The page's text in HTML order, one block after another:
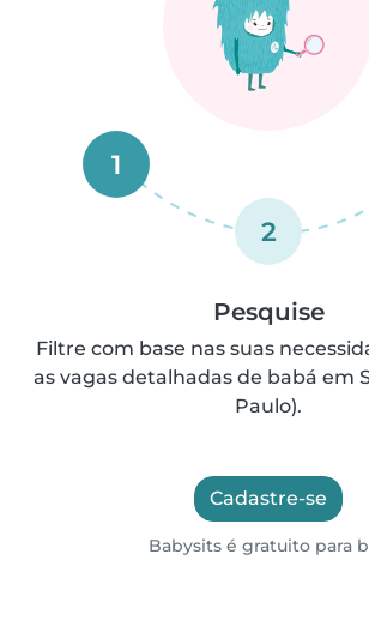
1
2
Pesquise
Filtre com base nas suas
as vagas detalhadas de babá em
Paulo).
Cadastre-se
Babysits é gratuito para